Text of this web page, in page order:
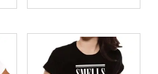
este
tem
várias
variantes.
as